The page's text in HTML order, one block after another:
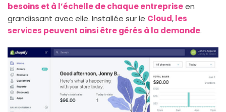
besoins et à l’échelle de chaque entrepriseen
grandissant avec elle. Installée sur le Cloud,les
services peuvent ainsi être gérés à la demande.